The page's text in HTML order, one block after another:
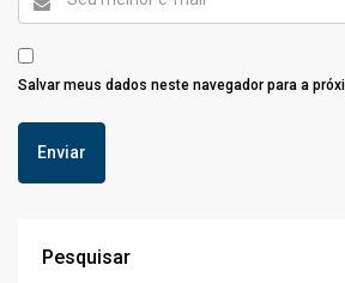
Salvar meus dados neste navegador para a
Pesquisar